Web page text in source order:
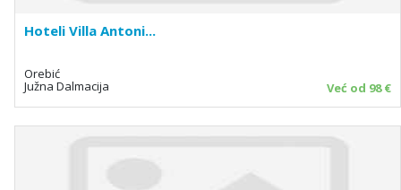
Hoteli Villa Antoni...
Orebić
Južna Dalmacija Već od 98 €